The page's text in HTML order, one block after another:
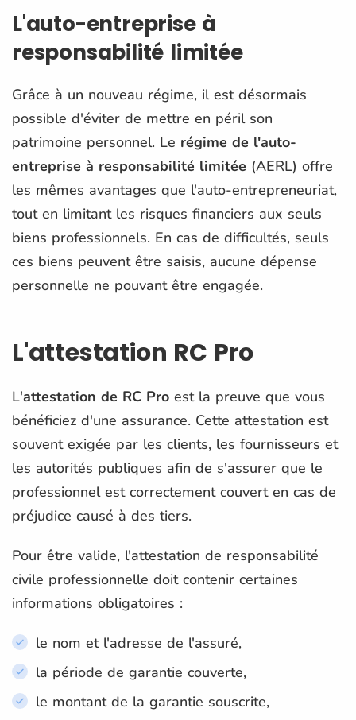
L'auto-entreprise à
responsabilité limitée
Grâce à un nouveau régime, il est désormais
possible d'éviter de mettre en péril son
patrimoine personnel. Le régime de l'auto-
entreprise à responsabilité limitée (AERL) offre
les mêmes avantages que l'auto-entrepreneuriat,
tout en limitant les risques financiers aux seuls
biens professionnels. En cas de difficultés, seuls
ces biens peuvent être saisis, aucune dépense
personnelle ne pouvant être engagée.
L'attestation RC Pro
L'attestation de RC Pro est la preuve que vous
bénéficiez d'une assurance. Cette attestation est
souvent exigée par les clients, les fournisseurs et
les autorités publiques afin de s'assurer que le
professionnel est correctement couvert en cas de
préjudice causé à des tiers.
Pour être valide, l'attestation de responsabilité
civile professionnelle doit contenir certaines
informations obligatoires :
le nom et l'adresse de l'assuré,
la période de garantie couverte,
le montant de la garantie souscrite,